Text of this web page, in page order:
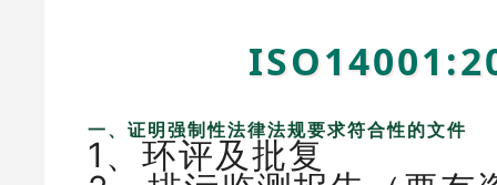
一、证明强制性法律法规要求符合性的文件
1、环评及批复